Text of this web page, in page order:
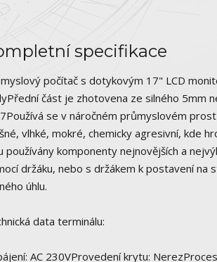
specifikace
počítač s dotykovým 17" LCD
část je zhotovena ze silného 5mm
se v náročném průmyslovém
vlhké, mokré, chemicky agresivní, kde
používány komponenty nejnovějších a
držáku, nebo s držákem k postavení na
úhlu.
data terminálu:
AC 230VProvedení krytu: